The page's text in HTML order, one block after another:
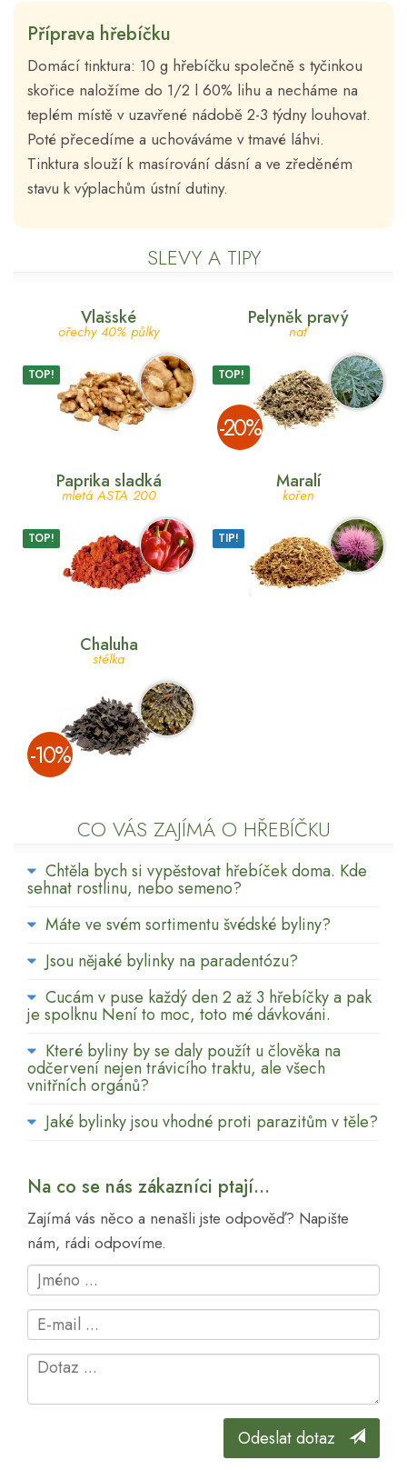
Příprava hřebíčku
Domácí tinktura: 10 g hřebíčku společně s tyčinkou
skořice naložíme do 1/2 l 60% lihu a necháme na
teplém místě v uzavřené nádobě 2-3 týdny louhovat.
Poté přecedíme a uchováváme v tmavé láhvi.
Tinktura slouží k masírování dásní a ve zředěném
stavu k výplachům ústní dutiny.
SLEVY A TIPY
Vlašské
ořechy 40% půlky
TOP!
Pelyněk pravý
nať
TOP!
­-20%
Paprika sladká
mletá ASTA 200
TOP!
Maralí
kořen
TIP!
Chaluha
stélka
­-10%
CO VÁS ZAJÍMÁ O HŘEBÍČKU
Chtěla bych si vypěstovat hřebíček doma. Kde
sehnat rostlinu, nebo semeno?
Máte ve svém sortimentu švédské byliny?
Jsou nějaké bylinky na paradentózu?
Cucám v puse každý den 2 až 3 hřebíčky a pak
je spolknu Není to moc, toto mé dávkováni.
Které byliny by se daly použít u člověka na
odčervení nejen trávicího traktu, ale všech
vnitřních orgánů?
Jaké bylinky jsou vhodné proti parazitům v těle?
Na co se nás zákazníci ptají...
Zajímá vás něco a nenašli jste odpověď? Napište
nám, rádi odpovíme.
Odeslat dotaz